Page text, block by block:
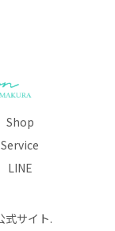
Shop
Service
LINE
サイト.